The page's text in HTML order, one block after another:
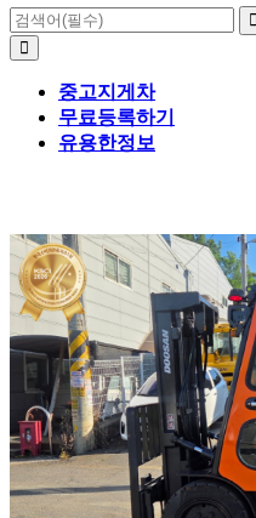
중고지게차
무료등록하기
유용한정보